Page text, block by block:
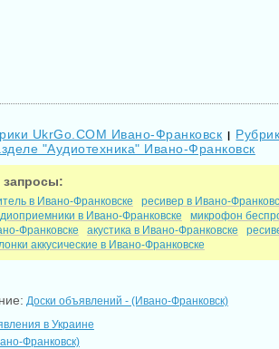
UkrGo.COM Ивано-Франковск |
"Аудиотехника" Ивано-Франковск
в Ивано-Франковске
ресивер в Ивано-
в Ивано-Франковске
микрофон
Франковске
акустика в Ивано-Франковске
аккусические в Ивано-Франковске
Доски объявлений - (Ивано-Франковск)
в Украине
Франковск)